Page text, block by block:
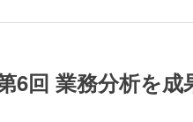
6回 業務分析を成